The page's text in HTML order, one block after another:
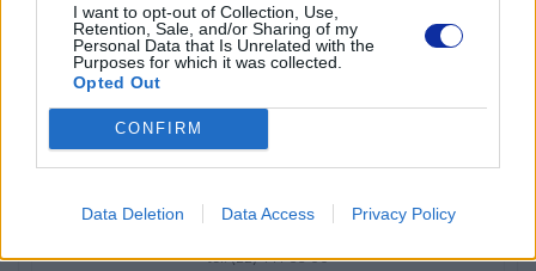
I want to opt-out of Collection, Use,
Retention, Sale, and/or Sharing of my
Personal Data that Is Unrelated with the
Purposes for which it was collected.
Opted Out
CONFIRM
Data Deletion Data Access Privacy Policy
Am Euro Platz 2/2/M1,
1120 Wiedeń, Austria
https://global.brother
Podmiot odpowiedzialny
ul. Marynarska 15
tel. (22) 441 63 00